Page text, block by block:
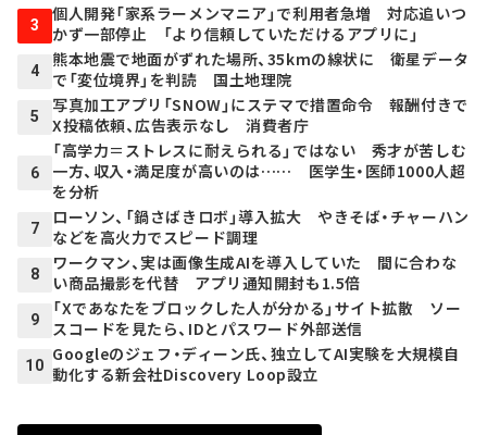
3
個人開発「家系ラーメンマニア」で利用者急増 対応追いつ
かず一部停止 「より信頼していただけるアプリに」
4
熊本地震で地面がずれた場所、35kmの線状に 衛星データ
で「変位境界」を判読 国土地理院
5
写真加工アプリ「SNOW」にステマで措置命令 報酬付きで
X投稿依頼、広告表示なし 消費者庁
6
「高学力＝ストレスに耐えられる」ではない 秀才が苦しむ
一方、収入・満足度が高いのは…… 医学生・医師1000人超
を分析
7
ローソン、「鍋さばきロボ」導入拡大 やきそば・チャーハン
などを高火力でスピード調理
8
ワークマン、実は画像生成AIを導入していた 間に合わな
い商品撮影を代替 アプリ通知開封も1.5倍
9
「Xであなたをブロックした人が分かる」サイト拡散 ソー
スコードを見たら、IDとパスワード外部送信
10
Googleのジェフ・ディーン氏、独立してAI実験を大規模自
動化する新会社Discovery Loop設立